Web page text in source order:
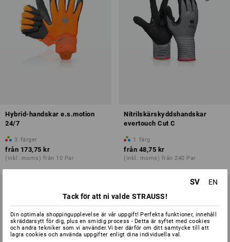
Hybrid-handskar e.s.motion
24/7
3 färger
från 173,75 kr
(inkl. moms) från 10 Par
Nitrilskärskyddshandskar
evertouch Cut C
1 färg
från 48,75 kr
(inkl. moms) från 240 Par
SV
EN
Tack för att ni valde STRAUSS!
Din optimala shoppingupplevelse är vår uppgift! Perfekta funktioner, innehåll
skräddarsytt för dig, plus en smidig process - Detta är syftet med cookies
och andra tekniker som vi använder.Vi ber därför om ditt samtycke till att
lagra cookies och använda uppgifter enligt dina individuella val.